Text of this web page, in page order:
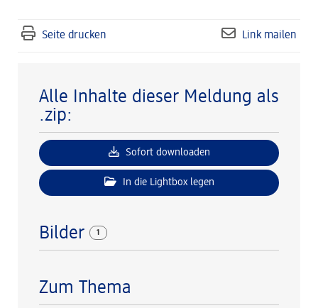
Seite drucken Link mailen
Alle Inhalte dieser Meldung als
.zip:
Sofort downloaden
In die Lightbox legen
Bilder 1
Zum Thema